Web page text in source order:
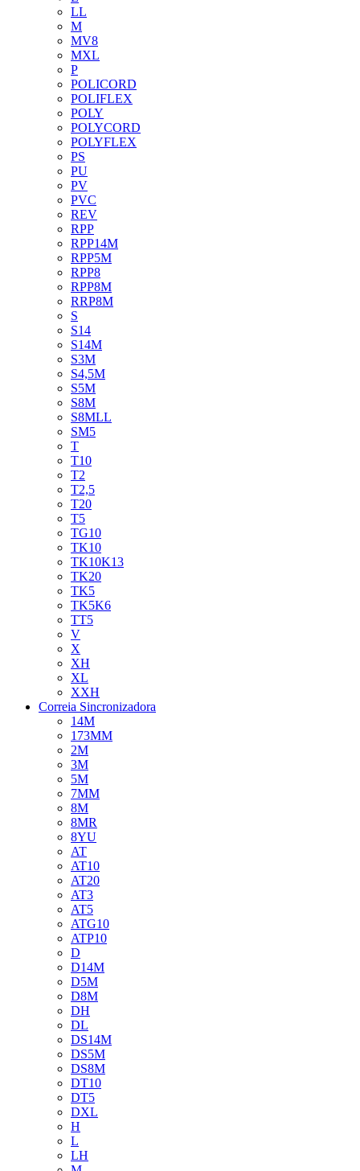
LL
M
MV8
MXL
P
POLICORD
POLIFLEX
POLY
POLYCORD
POLYFLEX
PS
PU
PV
PVC
REV
RPP
RPP14M
RPP5M
RPP8
RPP8M
RRP8M
S
S14
S14M
S3M
S4,5M
S5M
S8M
S8MLL
SM5
T
T10
T2
T2,5
T20
T5
TG10
TK10
TK10K13
TK20
TK5
TK5K6
TT5
V
X
XH
XL
XXH
Correia Sincronizadora
14M
173MM
2M
3M
5M
7MM
8M
8MR
8YU
AT
AT10
AT20
AT3
AT5
ATG10
ATP10
D
D14M
D5M
D8M
DH
DL
DS14M
DS5M
DS8M
DT10
DT5
DXL
H
L
LH